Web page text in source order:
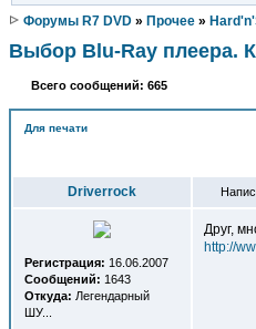
Форумы R7 DVD » Прочее »
Выбор Blu-Ray плеера.
Всего сообщений: 665
Для печати
Driverrock
Регистрация: 16.06.2007
Сообщений: 1643
Откуда: Легендарный
ШУ...
Друг,
http://